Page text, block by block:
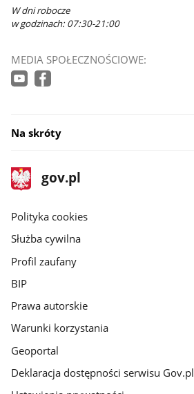
W dni robocze
w godzinach: 07:30-21:00
MEDIA SPOŁECZNOŚCIOWE:
Na skróty
stopka
gov.pl
Strona
gov.pl
gov.pl
Polityka cookies
Służba cywilna
Profil zaufany
BIP
Prawa autorskie
Warunki korzystania
Geoportal
Deklaracja dostępności serwisu Gov.pl